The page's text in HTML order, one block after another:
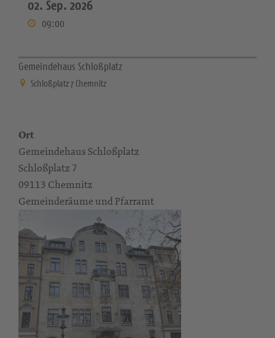
02. Sep. 2026
09:00
Gemeindehaus Schloßplatz
Schloßplatz 7 Chemnitz
Ort
Gemeindehaus Schloßplatz
Schloßplatz 7
09113 Chemnitz
Gemeinderäume und Pfarramt